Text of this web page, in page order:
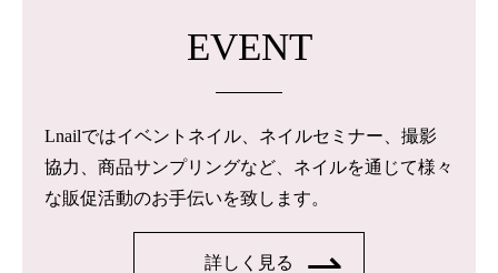
EVENT
Lnailではイベントネイル、ネイルセミナー、撮影
協力、商品サンプリングなど、ネイルを通じて様々
な販促活動のお手伝いを致します。
詳しく見る